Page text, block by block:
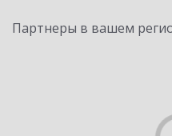
Партнеры в вашем